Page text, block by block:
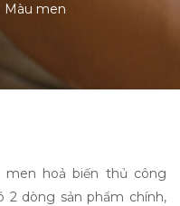
Màu men
men hoả biến thủ công
2 dòng sản phẩm chính,